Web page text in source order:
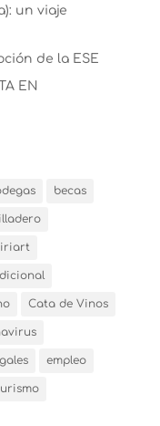
un viaje
de la ESE
EN
becas
Cata de Vinos
empleo